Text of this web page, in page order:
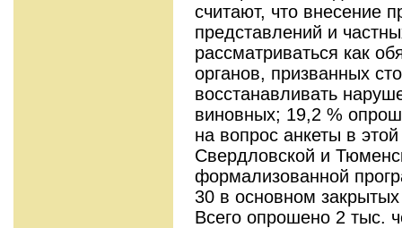
считают, что внесение
представлений и
рассматриваться как
органов, призванных
восстанавливать
виновных; 19,2 %
на вопрос анкеты в
Свердловской и
формализованной
30 в основном
Всего опрошено 2 тыс.